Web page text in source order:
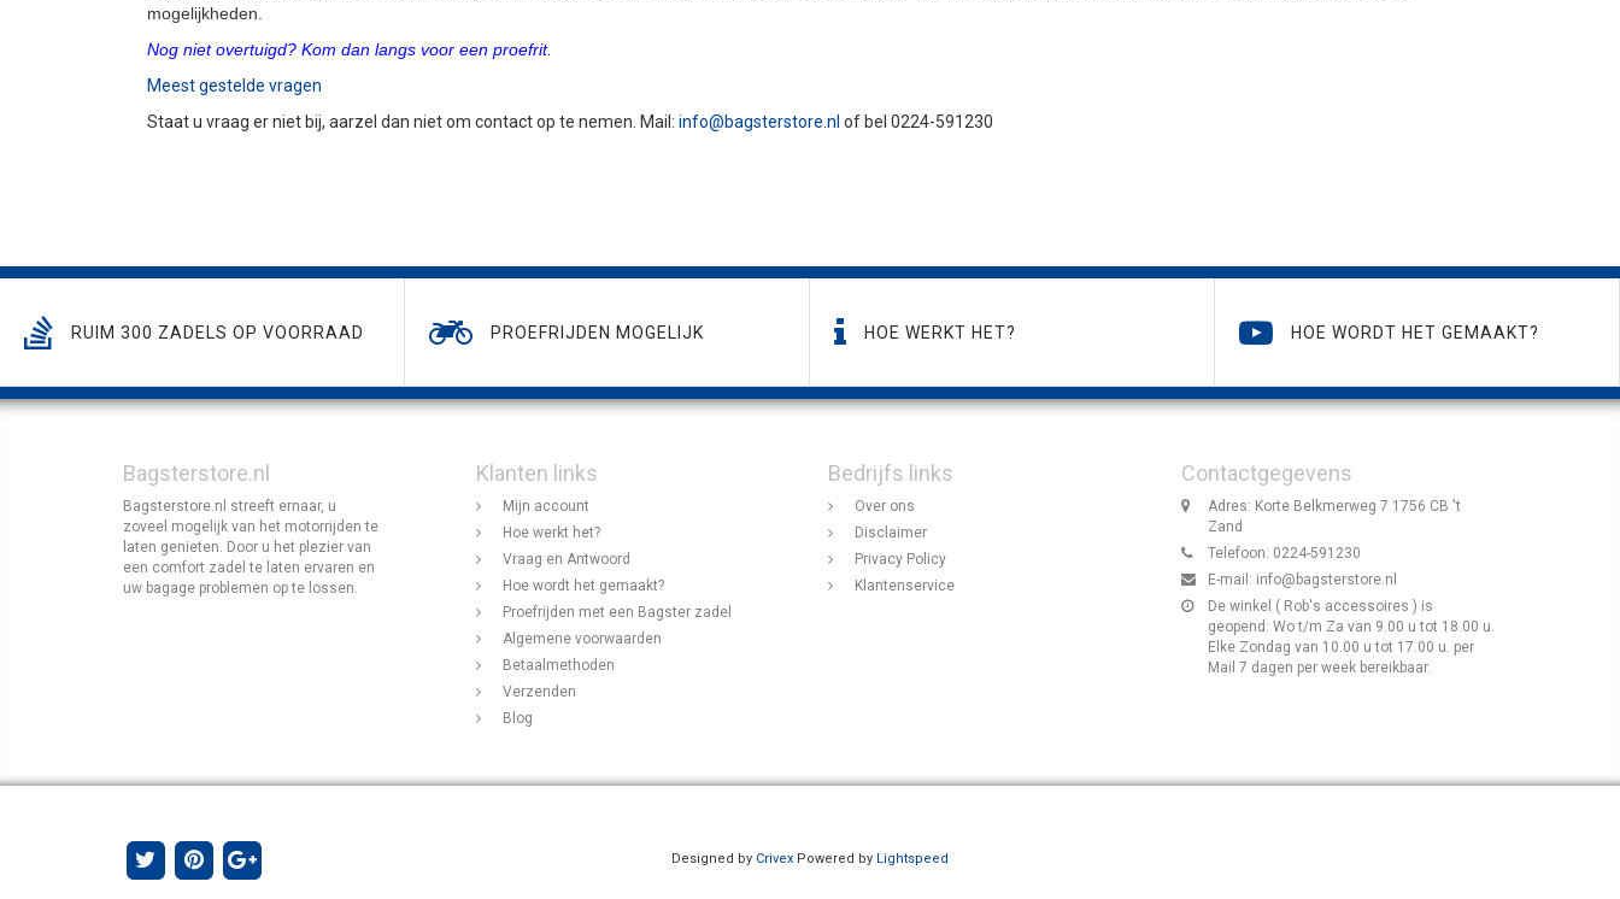
mogelijkheden.
Nog niet overtuigd? Kom dan langs voor een proefrit.
Meest gestelde vragen
Staat u vraag er niet bij, aarzel dan niet om contact op te nemen. Mail: info@bagsterstore.nl of bel 0224-591230
RUIM 300 ZADELS OP VOORRAAD PROEFRIJDEN MOGELIJK HOE WERKT HET? HOE WORDT HET GEMAAKT?
Bagsterstore.nl
Bagsterstore.nl streeft ernaar, u
zoveel mogelijk van het motorrijden te
laten genieten. Door u het plezier van
een comfort zadel te laten ervaren en
uw bagage problemen op te lossen.
Klanten links
Mijn account
Hoe werkt het?
Vraag en Antwoord
Hoe wordt het gemaakt?
Proefrijden met een Bagster zadel
Algemene voorwaarden
Betaalmethoden
Verzenden
Blog
Bedrijfs links
Over ons
Disclaimer
Privacy Policy
Klantenservice
Contactgegevens
Adres: Korte Belkmerweg 7 1756 CB 't
Zand
Telefoon: 0224-591230
E-mail: info@bagsterstore.nl
De winkel ( Rob's accessoires ) is
geopend: Wo t/m Za van 9.00 u tot 18.00 u.
Elke Zondag van 10.00 u tot 17.00 u. per
Mail 7 dagen per week bereikbaar.
Designed by Crivex Powered by Lightspeed